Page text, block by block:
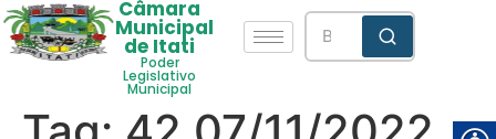
Câmara
Municipal
de Itati
Poder
Legislativo
Municipal